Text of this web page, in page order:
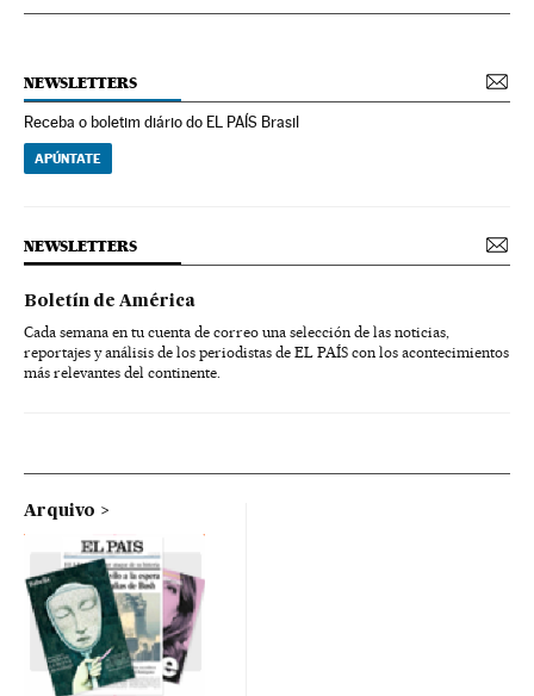
NEWSLETTERS
Receba o boletim diário do EL PAÍS Brasil
APÚNTATE
NEWSLETTERS
Boletín de América
Cada semana en tu cuenta de correo una selección de las noticias,
reportajes y análisis de los periodistas de EL PAÍS con los acontecimientos
más relevantes del continente.
Arquivo